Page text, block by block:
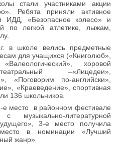
стали участниками акции
Ребята приняли активное
ИДД, «Безопасное колесо» и
по легкой атлетике, лыжам,
в школе велись предметные
для учащихся («Книголюб»,
хоровой
–«Лицедеи»,
«Поговорим по-английски»,
«Краеведение», спортивная
136 школьников.
е место в районном фестивале
музыкально-литературной
3-е место получила
в номинации «Лучший
жанр»